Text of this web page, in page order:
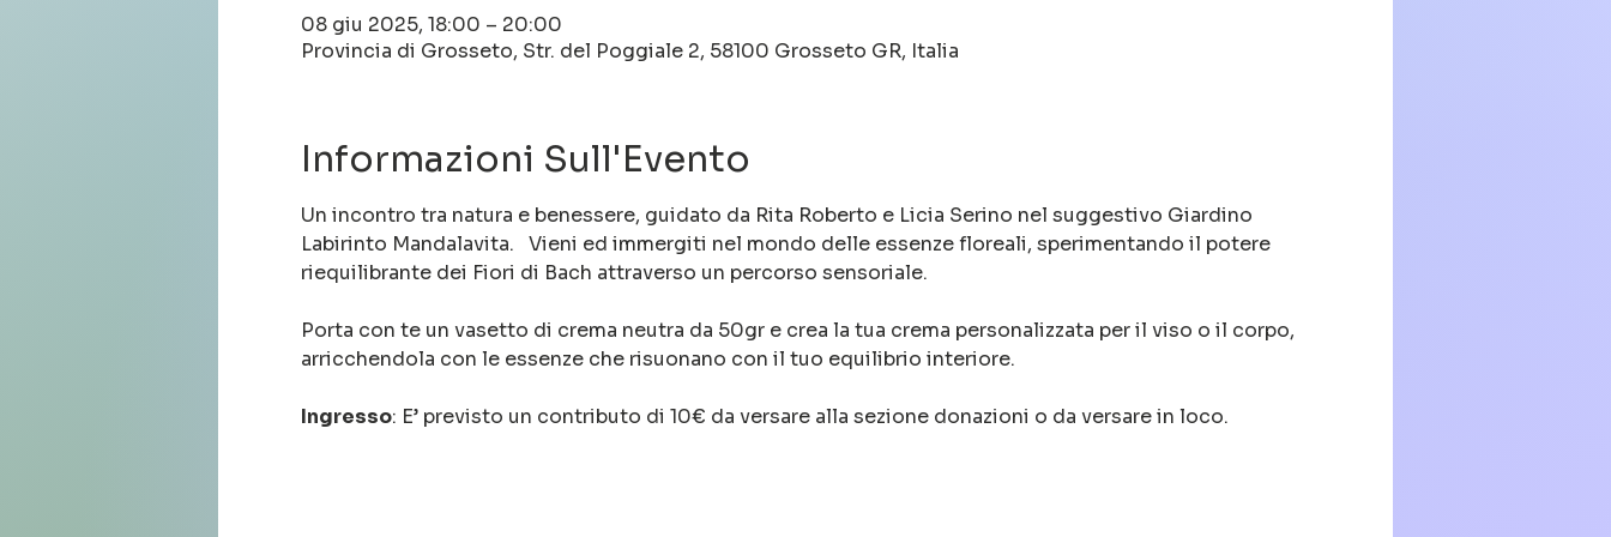
08 giu 2025, 18:00 – 20:00
Provincia di Grosseto, Str. del Poggiale 2, 58100 Grosseto GR, Italia
Informazioni Sull'Evento
Un incontro tra natura e benessere, guidato da Rita Roberto e Licia Serino nel suggestivo Giardino
Labirinto Mandalavita.   Vieni ed immergiti nel mondo delle essenze floreali, sperimentando il potere
riequilibrante dei Fiori di Bach attraverso un percorso sensoriale.
Porta con te un vasetto di crema neutra da 50gr e crea la tua crema personalizzata per il viso o il corpo,
arricchendola con le essenze che risuonano con il tuo equilibrio interiore.
Ingresso: E’ previsto un contributo di 10€ da versare alla sezione donazioni o da versare in loco.